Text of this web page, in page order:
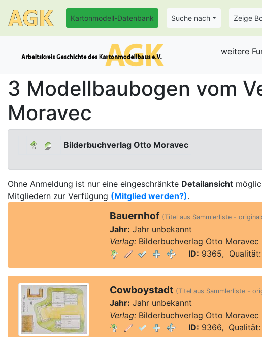
Kartonmodell-Datenbank Suche nach Zeige
weitere
3 Modellbaubogen vom
Moravec
Bilderbuchverlag Otto Moravec
Ohne Anmeldung ist nur eine eingeschränkte Detailansicht
Mitgliedern zur Verfügung (Mitglied werden?).
Bauernhof (Titel aus Sammlerliste -
Jahr: Jahr unbekannt
Verlag:Bilderbuchverlag Otto Moravec
ID: 9365, Qualität:
Cowboystadt (Titel aus Sammlerliste -
Jahr: Jahr unbekannt
Verlag:Bilderbuchverlag Otto Moravec
ID: 9366, Qualität: